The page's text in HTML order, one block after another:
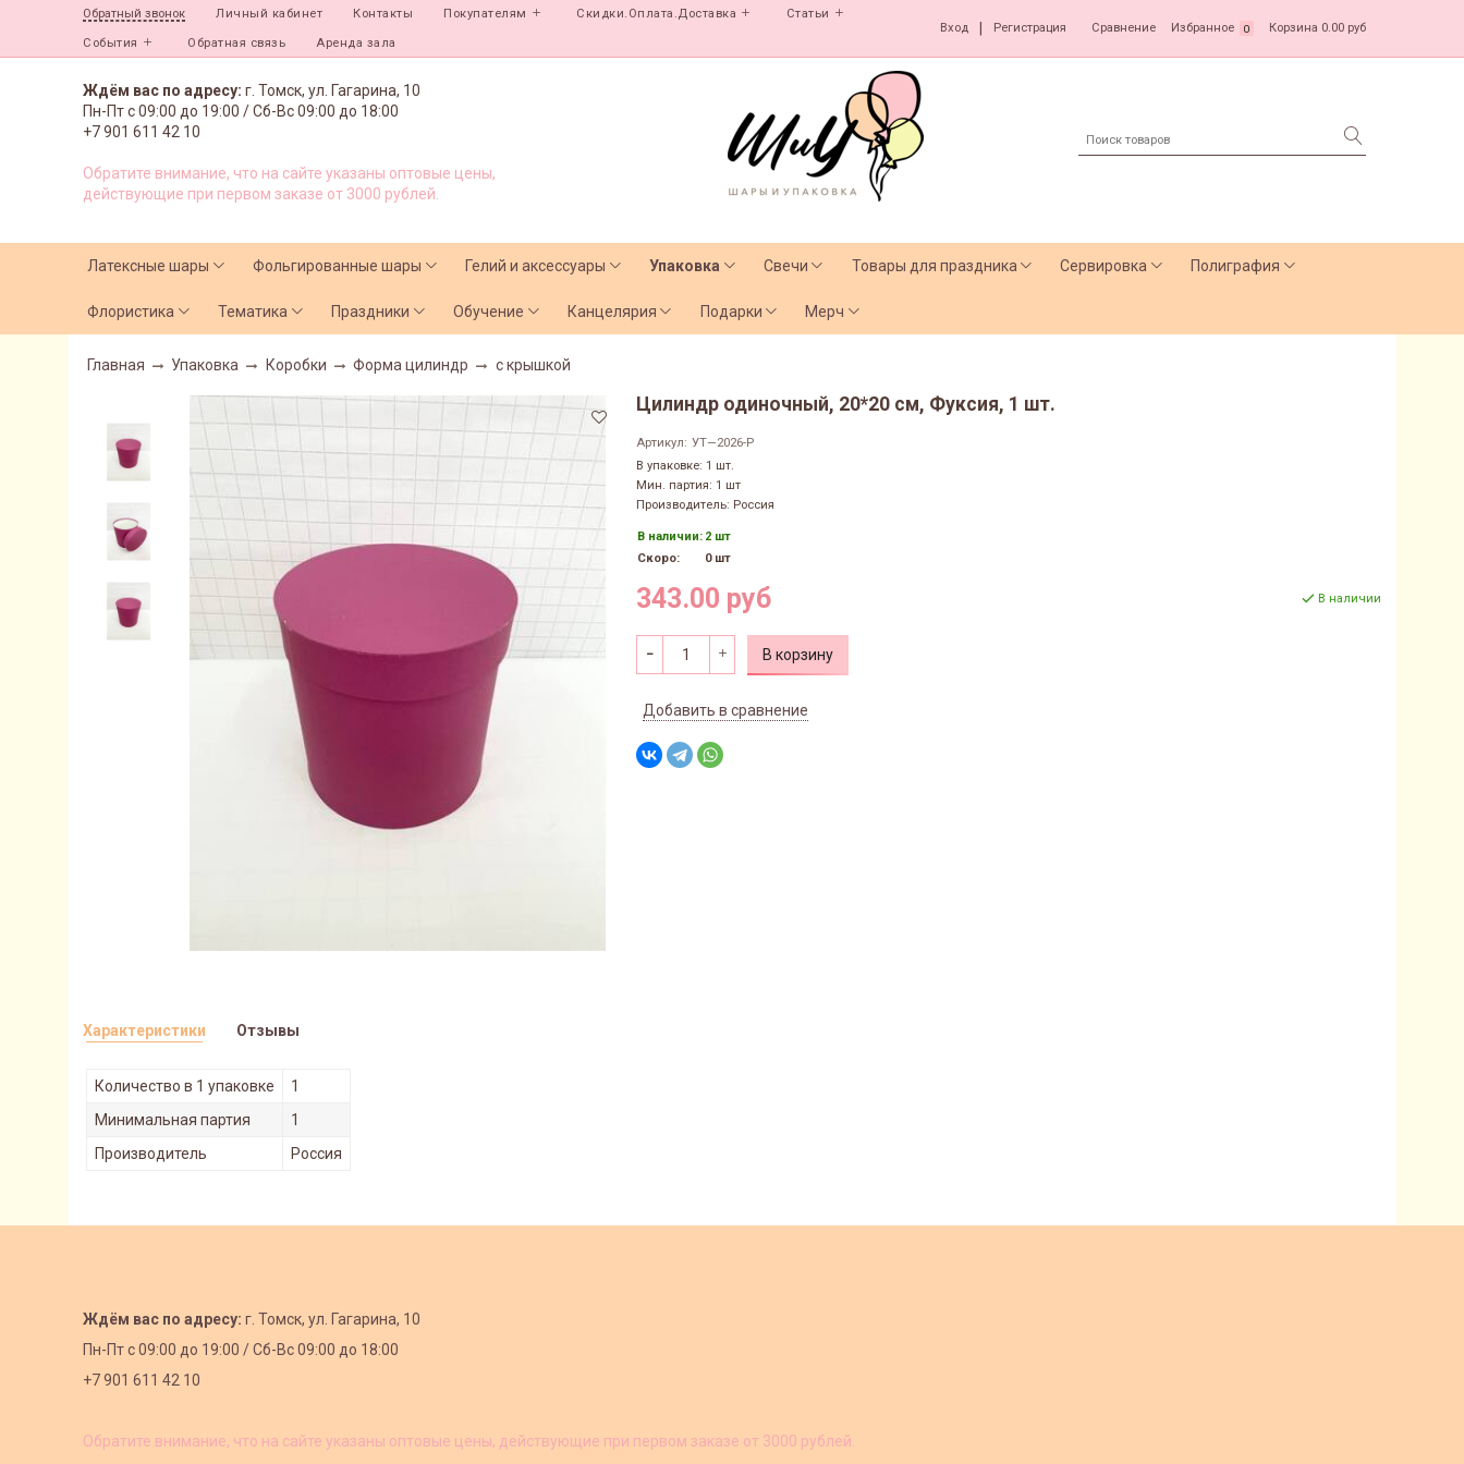
Обратный звонок Личный кабинет Контакты Покупателям Скидки.Оплата.Доставка Статьи
События Обратная связь Аренда зала
Вход Регистрация Сравнение Избранное 0 Корзина 0.00 руб
Ждём вас по адресу: г. Томск, ул. Гагарина, 10
Пн-Пт с09:00 до 19:00 /Сб-Вс 09:00 до 18:00
+7 901 611 42 10
Обратите внимание, что на сайте указаны оптовые цены,
действующие при первом заказе от 3000 рублей.
Латексные шары Фольгированные шары Гелий и аксессуары Упаковка Свечи Товары для праздника Сервировка Полиграфия
Флористика Тематика Праздники Обучение Канцелярия Подарки Мерч
Главная Упаковка Коробки Форма цилиндр с крышкой
Цилиндр одиночный, 20*20 см, Фуксия, 1 шт.
Артикул: УТ—2026-Р
В упаковке: 1 шт.
Мин. партия: 1 шт
Производитель: Россия
В наличии: 2 шт
Скоро:
0 шт
343.00 руб В наличии
В корзину
Добавить в сравнение
Характеристики
Количество в 1 упаковке
1
Минимальная партия
1
Производитель
Россия
Отзывы
Ждём вас по адресу: г. Томск, ул. Гагарина, 10
Пн-Пт с09:00 до 19:00 /Сб-Вс 09:00 до 18:00
+7 901 611 42 10
Обратите внимание, что на сайте указаны оптовые цены, действующие при первом заказе от 3000 рублей.